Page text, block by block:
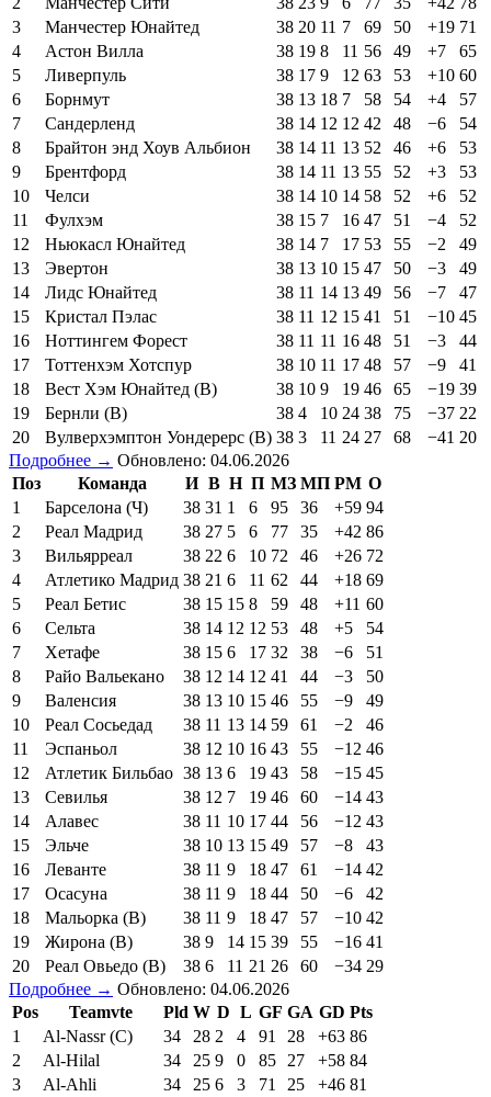
3
Манчестер Юнайтед 38 20 11 7 69 50 +19 71
4
Астон Вилла 38 19 8 11 56 49 +7
65
5
Ливерпуль 38 17 9 12 63 53 +10 60
6
Борнмут 38 13 18 7 58 54 +4
57
7
Сандерленд 38 14 12 12 42 48 −6
54
8
Брайтон энд Хоув Альбион 38 14 11 13 52 46 +6
53
9
Брентфорд 38 14 11 13 55 52 +3
53
10
Челси 38 14 10 14 58 52 +6
52
11
Фулхэм 38 15 7 16 47 51 −4
52
12
Ньюкасл Юнайтед 38 14 7 17 53 55 −2
49
13
Эвертон 38 13 10 15 47 50 −3
49
14
Лидс Юнайтед 38 11 14 13 49 56 −7
47
15
Кристал Пэлас 38 11 12 15 41 51 −10 45
16
Ноттингем Форест 38 11 11 16 48 51 −3
44
17
Тоттенхэм Хотспур 38 10 11 17 48 57 −9
41
18
Вест Хэм Юнайтед (В) 38 10 9 19 46 65 −19 39
19
Бернли (В) 38 4 10 24 38 75 −37 22
20
Вулверхэмптон Уондерерс (В) 38 3 11 24 27 68 −41 20
Подробнее → Обновлено: 04.06.2026
Поз
Команда И В Н П МЗ МП РМ О
1
Барселона (Ч) 38 31 1 6 95 36 +59 94
2
Реал Мадрид 38 27 5 6 77 35 +42 86
3
Вильярреал 38 22 6 10 72 46 +26 72
4
Атлетико Мадрид 38 21 6 11 62 44 +18 69
5
Реал Бетис 38 15 15 8 59 48 +11 60
6
Сельта 38 14 12 12 53 48 +5
54
7
Хетафе 38 15 6 17 32 38 −6
51
8
Райо Вальекано 38 12 14 12 41 44 −3
50
9
Валенсия 38 13 10 15 46 55 −9
49
10
Реал Сосьедад 38 11 13 14 59 61 −2
46
11
Эспаньол 38 12 10 16 43 55 −12 46
12
Атлетик Бильбао 38 13 6 19 43 58 −15 45
13
Севилья 38 12 7 19 46 60 −14 43
14
Алавес 38 11 10 17 44 56 −12 43
15
Эльче 38 10 13 15 49 57 −8
43
16
Леванте 38 11 9 18 47 61 −14 42
17
Осасуна 38 11 9 18 44 50 −6
42
18
Мальорка (В) 38 11 9 18 47 57 −10 42
19
Жирона (В) 38 9 14 15 39 55 −16 41
20
Реал Овьедо (В) 38 6 11 21 26 60 −34 29
Подробнее → Обновлено: 04.06.2026
Pos
Teamvte Pld W D L GF GA GD Pts
1
Al-Nassr (C) 34 28 2 4 91 28 +63 86
2
Al-Hilal 34 25 9 0 85 27 +58 84
3
Al-Ahli 34 25 6 3 71 25 +46 81